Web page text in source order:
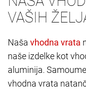
VAŠIH
Naša
naše izdelke kot
aluminija.
vhodna vrata